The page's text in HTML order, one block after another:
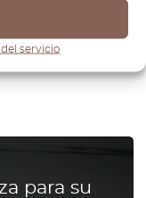
servicio
para su